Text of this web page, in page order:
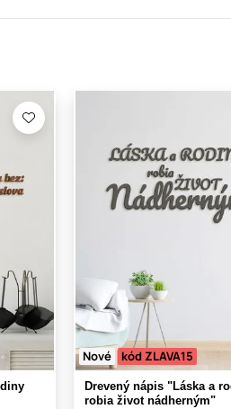
Nové kód ZLAVA15
Drevený nápis "Láska a
robia život nádherným"